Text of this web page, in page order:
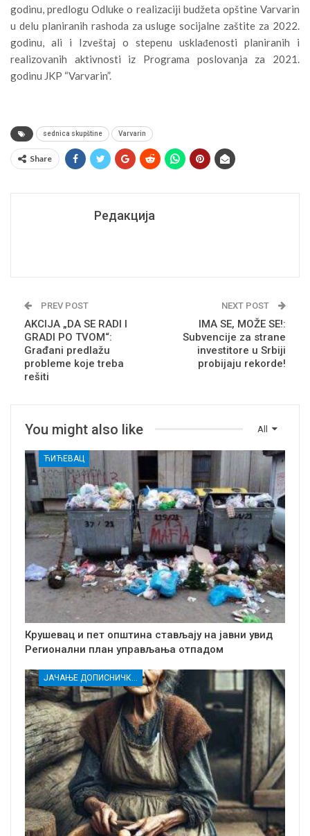
godinu, predlogu Odluke o realizaciji budžeta opštine Varvarin
u delu planiranih rashoda za usluge socijalne zaštite za 2022.
godinu, ali i Izveštaj o stepenu usklađenosti planiranih i
realizovanih aktivnosti iz Programa poslovanja za 2021.
godinu JKP “Varvarin”.
sednica skupštine Varvarin
Share
Редакција
PREV POST
AKCIJA „DA SE RADI I
GRADI PO TVOM“:
Građani predlažu
probleme koje treba
rešiti
NEXT POST
IMA SE, MOŽE SE!:
Subvencije za strane
investitore u Srbiji
probijaju rekorde!
All
You might also like
ЋИЋЕВАЦ
Крушевац и пет општина стављају на јавни увид
Регионални план управљања отпадом